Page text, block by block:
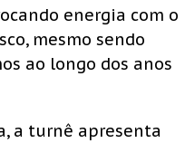
energia com o
mesmo sendo
ao longo dos anos
a turnê apresenta